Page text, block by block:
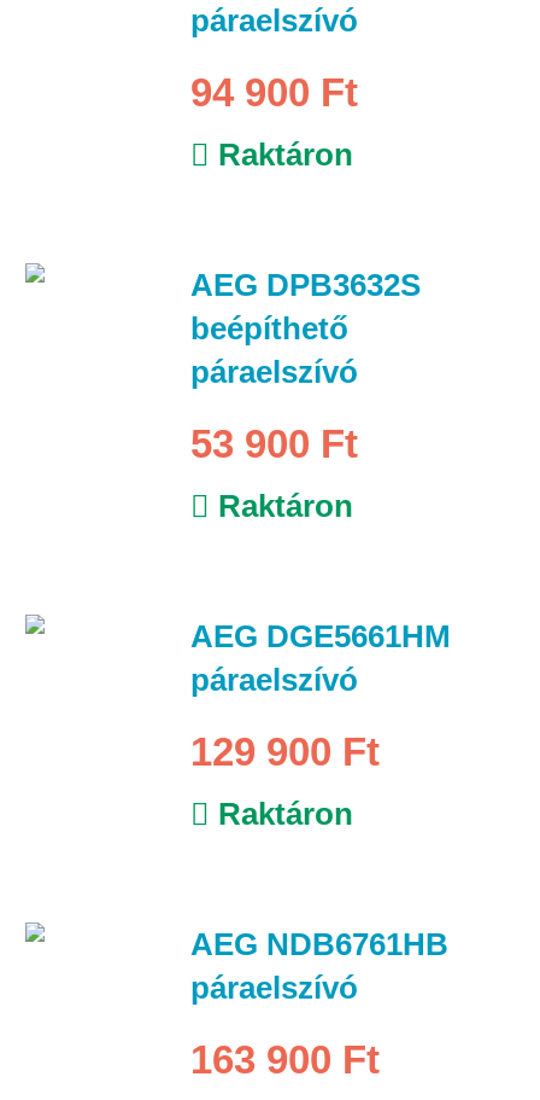
páraelszívó
94 900 Ft
Raktáron
AEG DPB3632S
beépíthető
páraelszívó
53 900 Ft
Raktáron
AEG DGE5661HM
páraelszívó
129 900 Ft
Raktáron
AEG NDB6761HB
páraelszívó
163 900 Ft